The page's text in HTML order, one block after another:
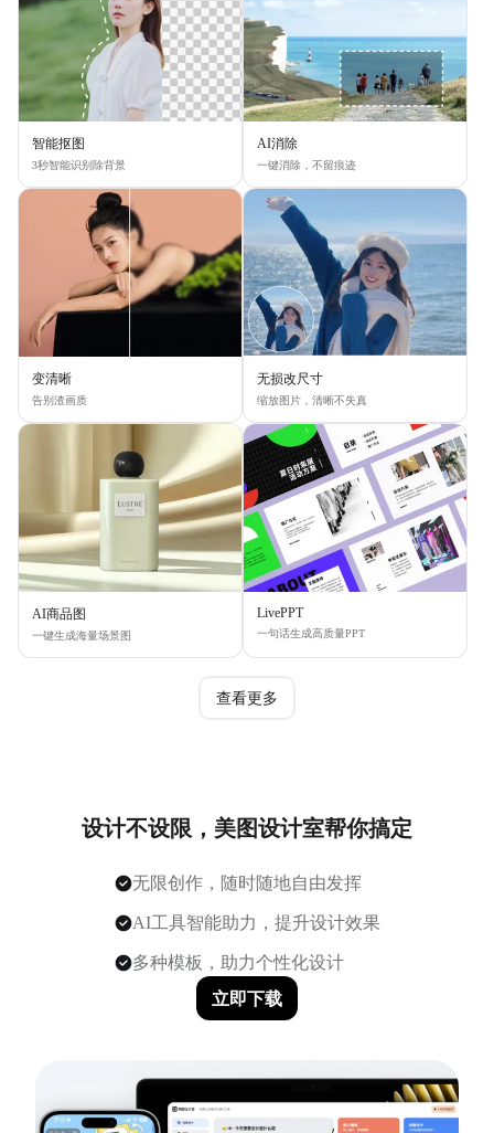
智能抠图
3秒智能识别除背景
AI消除
一键消除，不留痕迹
变清晰
告别渣画质
无损改尺寸
缩放图片，清晰不失真
AI商品图
一键生成海量场景图
LivePPT
一句话生成高质量PPT
查看更多
设计不设限，美图设计室帮你搞定
无限创作，随时随地自由发挥
AI工具智能助力，提升设计效果
多种模板，助力个性化设计
立即下载